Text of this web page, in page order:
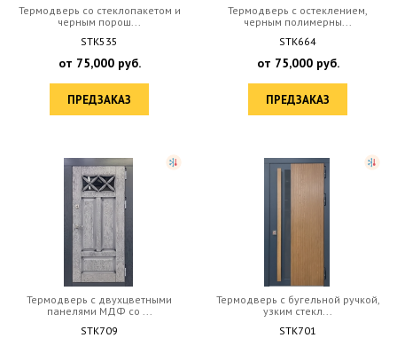
Термодверь со стеклопакетом и
черным порош...
STK535
от 75,000руб.
ПРЕДЗАКАЗ
Термодверь с остеклением,
черным полимерны...
STK664
от 75,000руб.
ПРЕДЗАКАЗ
Термодверь с двухцветными
панелями МДФ со ...
STK709
Термодверь с бугельной ручкой,
узким стекл...
STK701